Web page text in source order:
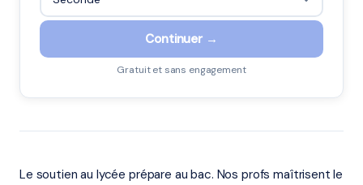
Continuer →
Gratuit et sans engagement
Le soutien au lycée prépare au bac. Nos profs maîtrisent le